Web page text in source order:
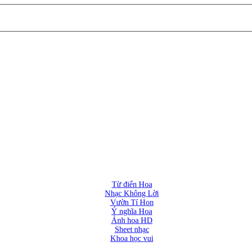
Từ điển Hoa
Nhạc Không Lời
Vườn Tí Hon
Ý nghĩa Hoa
Ảnh hoa HD
Sheet nhạc
Khoa học vui